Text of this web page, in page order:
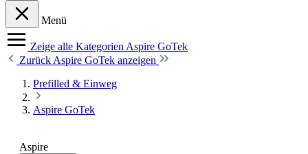
Menü
Zeige alle Kategorien Aspire GoTek
Zurück Aspire GoTek anzeigen
Prefilled & Einweg
Aspire GoTek
Aspire